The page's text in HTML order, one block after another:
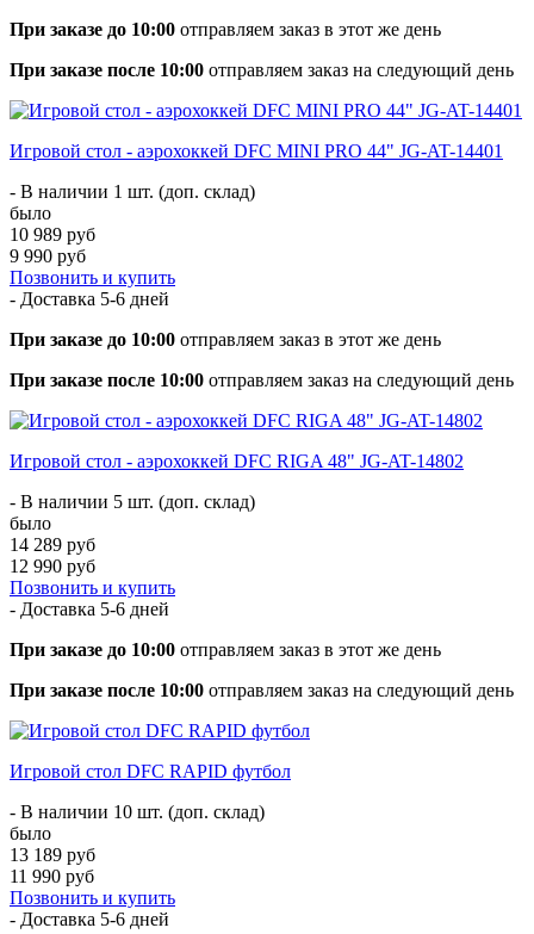
При заказе до 10:00 отправляем заказ в этот же день
При заказе после 10:00 отправляем заказ на следующий день
Игровой стол - аэрохоккей DFC MINI PRO 44" JG-AT-14401
- В наличии 1 шт. (доп. склад)
было
10 989 руб
9 990 руб
Позвонить и купить
- Доставка 5-6 дней
При заказе до 10:00 отправляем заказ в этот же день
При заказе после 10:00 отправляем заказ на следующий день
Игровой стол - аэрохоккей DFC RIGA 48" JG-AT-14802
- В наличии 5 шт. (доп. склад)
было
14 289 руб
12 990 руб
Позвонить и купить
- Доставка 5-6 дней
При заказе до 10:00 отправляем заказ в этот же день
При заказе после 10:00 отправляем заказ на следующий день
Игровой стол DFC RAPID футбол
- В наличии 10 шт. (доп. склад)
было
13 189 руб
11 990 руб
Позвонить и купить
- Доставка 5-6 дней